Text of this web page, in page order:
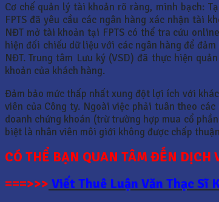
Cơ chế quản lý tài khoản rõ ràng, minh bạch:
FPTS đã yêu cầu các ngân hàng xác nhận tài
NĐT mở tài khoản tại FPTS có thể tra cứu
hiện đối chiếu dữ liệu với các ngân hàng để
NĐT. Trung tâm Lưu ký (VSD) đã thực hiện
khoản của khách hàng.
Đảm bảo mức thấp nhất xung đột lợi ích với
viên của Công ty. Ngoài việc phải tuân theo
doanh chứng khoán (trừ trường hợp mua cổ
biệt là nhân viên môi giới không được chấp
CÓ THỂ BẠN QUAN TÂM ĐẾN DỊCH
===>>> Viết Thuê Luận Văn Thạc Sĩ